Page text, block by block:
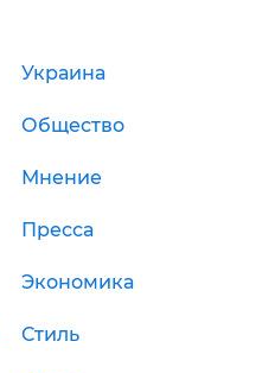
Украина
Общество
Мнение
Пресса
Экономика
Стиль